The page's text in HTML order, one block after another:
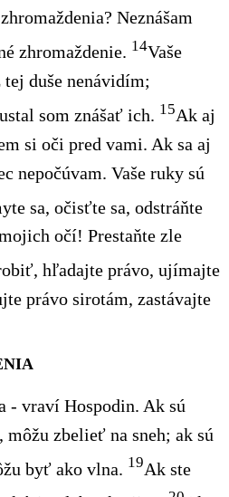
Neznášam
zhromaždenie. 14Vaše
duše nenávidím;
som znášať ich. 15Ak aj
si oči pred vami. Ak sa aj
nepočúvam. Vaše ruky sú
sa, očisťte sa, odstráňte
očí! Prestaňte zle
hľadajte právo, ujímajte
právo sirotám, zastávajte
- vraví Hospodin. Ak sú
môžu zbelieť na sneh; ak sú
byť ako vlna.
19Ak ste